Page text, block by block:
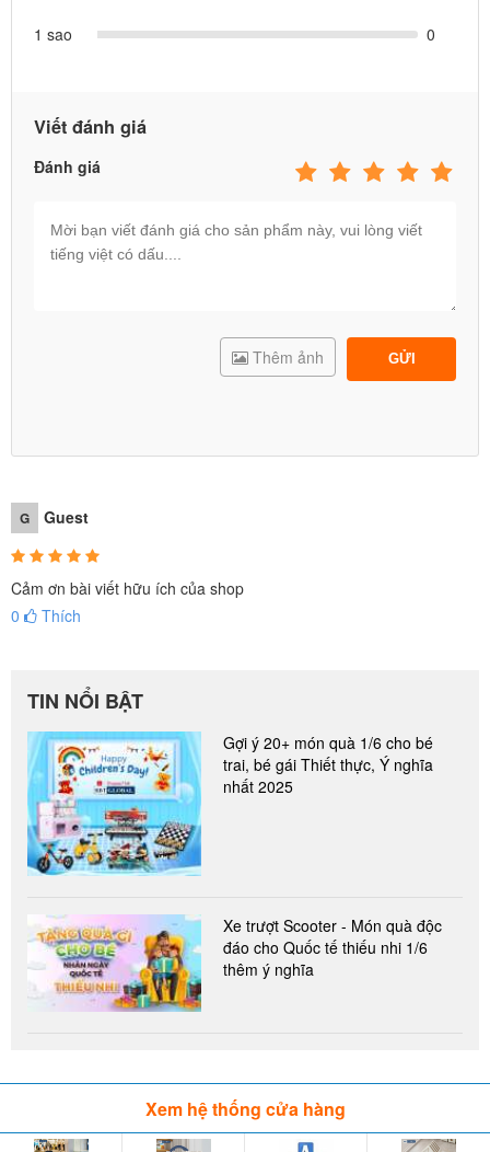
1 sao 0
Viết đánh giá
Đánh giá
GỬI
Thêm ảnh
G Guest
Cảm ơn bài viết hữu ích của shop
0
Thích
TIN NỔI BẬT
Gợi ý 20+ món quà 1/6 cho bé
trai, bé gái Thiết thực, Ý nghĩa
nhất 2025
Xe trượt Scooter - Món quà độc
đáo cho Quốc tế thiếu nhi 1/6
thêm ý nghĩa
Xem hệ thống cửa hàng